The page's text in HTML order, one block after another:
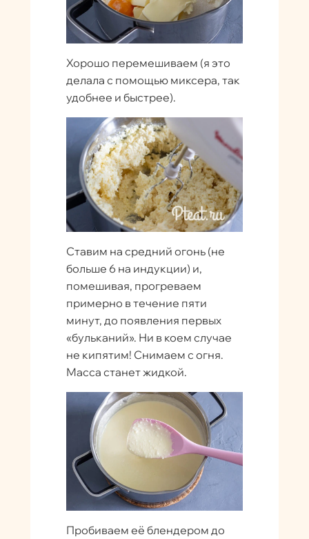
Хорошо перемешиваем (я это
делала с помощью миксера, так
удобнее и быстрее).
Ставим на средний огонь (не
больше 6 на индукции) и,
помешивая, прогреваем
примерно в течение пяти
минут, до появления первых
«бульканий». Ни в коем случае
не кипятим! Снимаем с огня.
Масса станет жидкой.
Пробиваем её блендером до